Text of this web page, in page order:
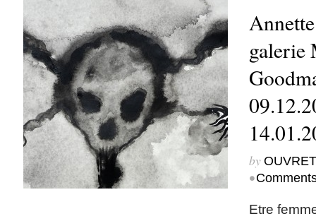
galerie
by
•
Etre